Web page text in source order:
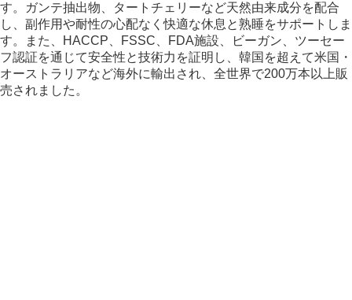
す。ガンテ抽出物、タートチェリーなど天然由来成分を配合
し、副作用や耐性の心配なく快適な休息と熟睡をサポートしま
す。また、HACCP、FSSC、FDA施設、ビーガン、ツーセー
フ認証を通じて安全性と技術力を証明し、韓国を超えて米国・
オーストラリアなど海外に輸出され、全世界で200万本以上販
売されました。